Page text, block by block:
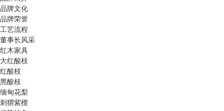
品牌文化
品牌荣誉
工艺流程
董事长风采
红木家具
大红酸枝
红酸枝
黑酸枝
缅甸花梨
刺猬紫檀